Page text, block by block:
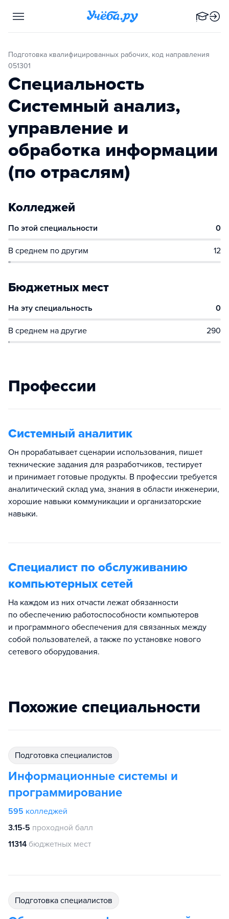
Подготовка квалифицированных рабочих, код направления
051301
Специальность
Системный анализ,
управление и
обработка информации
(по отраслям)
Колледжей
По этой специальности 0
В среднем по другим 12
Бюджетных мест
На эту специальность 0
В среднем на другие 290
Профессии
Системный аналитик
Он прорабатывает сценарии использования, пишет
технические задания для разработчиков, тестирует
и принимает готовые продукты. В профессии требуется
аналитический склад ума, знания в области инженерии,
хорошие навыки коммуникации и организаторские
навыки.
Специалист по обслуживанию
компьютерных сетей
На каждом из них отчасти лежат обязанности
по обеспечению работоспособности компьютеров
и программного обеспечения для связанных между
собой пользователей, а также по установке нового
сетевого оборудования.
Похожие специальности
подготовка специалистов
Информационные системы и
программирование
595 колледжей
3.15-5 проходной балл
11314 бюджетных мест
подготовка специалистов